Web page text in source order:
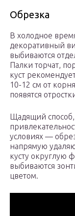
Обрезка
В холодное
декоративный
выбиваются
Палки торчат,
куст
10-12 см от
появятся
Щадящий
условиях —
напрямую
кусту округлую
выбиваются
цветом.